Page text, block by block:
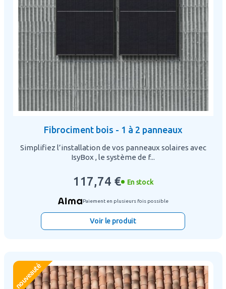
Fibrociment bois - 1 à 2 panneaux
Simplifiez l’installation de vos panneaux solaires avec
IsyBox , le système de f...
117,74 € En stock
Paiement en plusieurs fois possible
Voir le produit
nouveauté